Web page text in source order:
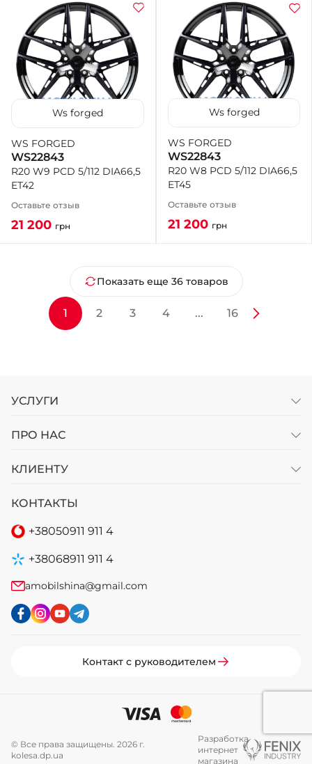
Ws forged
WS FORGED
WS22843
R20 W9 PCD 5/112 DIA66,5
ET42
Оставьте отзыв
21 200 грн
Ws forged
WS FORGED
WS22843
R20 W8 PCD 5/112 DIA66,5
ET45
Оставьте отзыв
21 200 грн
Показать еще 36 товаров
1 2 3 4 ... 16
УСЛУГИ
ПРО НАС
КЛИЕНТУ
КОНТАКТЫ
+38050911 911 4
+38068911 911 4
amobilshina@gmail.com
Контакт с руководителем
© Все права защищены. 2026 г.
kolesa.dp.ua
Разработка
интернет
магазина